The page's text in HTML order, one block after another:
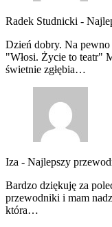
Radek Studnicki -
Dzień dobry. Na pewno
"Włosi. Życie to teatr"
świetnie zgłębia…
Iza - Najlepszy
Bardzo dziękuję za
przewodniki i mam
która…